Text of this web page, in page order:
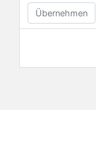
Übernehmen